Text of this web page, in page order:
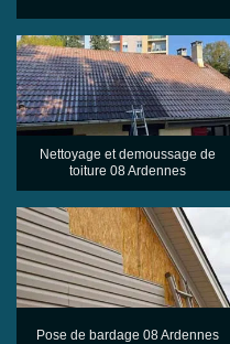
Nettoyage et demoussage de
toiture 08 Ardennes
Pose de bardage 08 Ardennes